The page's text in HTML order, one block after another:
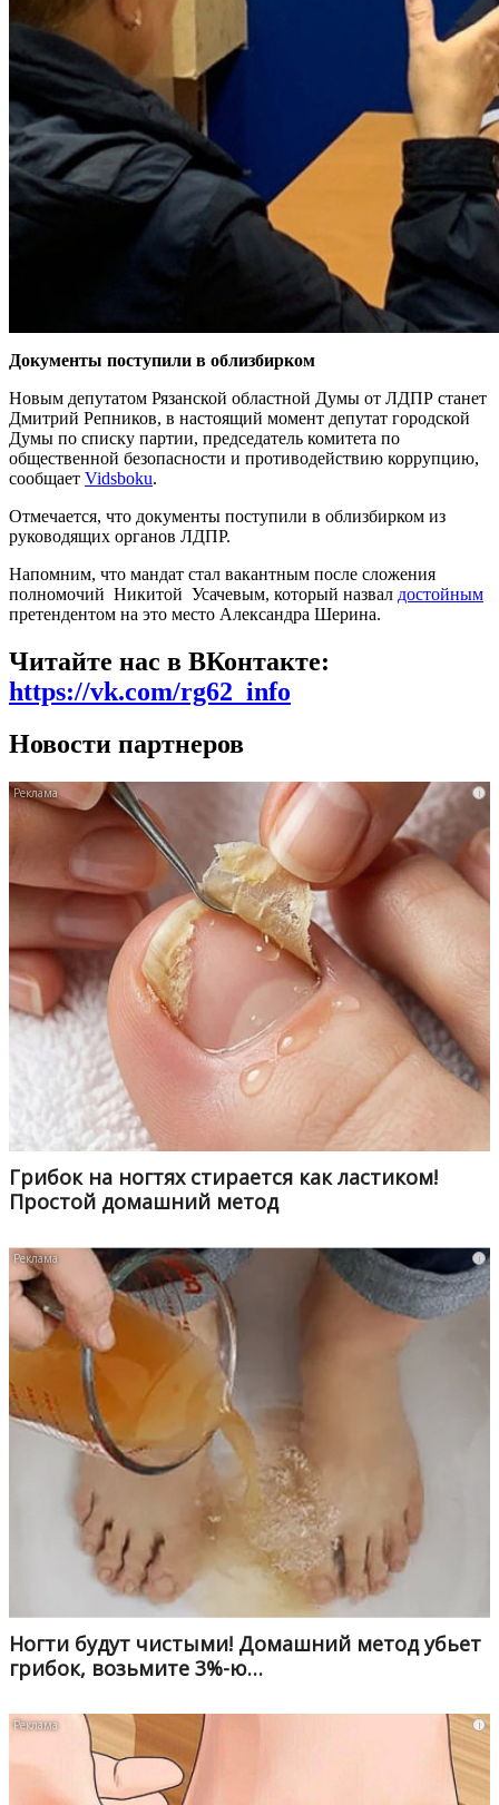
Документы поступили в облизбирком
Новым депутатом Рязанской областной Думы от ЛДПР станет
Дмитрий Репников, в настоящий момент депутат городской
Думы по списку партии, председатель комитета по
общественной безопасности и противодействию коррупцию,
сообщает Vidsboku.
Отмечается, что документы поступили в облизбирком из
руководящих органов ЛДПР.
Напомним, что мандат стал вакантным после сложения
полномочий Никитой Усачевым, который назвал достойным
претендентом на это место Александра Шерина.
Читайте нас в ВКонтакте:
https://vk.com/rg62_info
Новости партнеров
i
Грибок на ногтях стирается как ластиком!
Простой домашний метод
i
Ногти будут чистыми! Домашний метод убьет
грибок, возьмите 3%-ю…
i